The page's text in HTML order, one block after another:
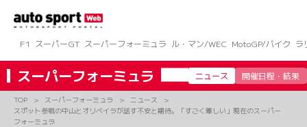
ツ
へ
ス
キ
F1 スーパーGT スーパーフォーミュラ ル・マン/WEC MotoGP/バイク ラ
スーパーフォーミュラ ニュース 開催日程・結果
TOP スーパーフォーミュラ
ニュース
スポット参戦の中山とオリベイラが話す不安と期待。「すごく難しい」現在のスーパー
フォーミュラ